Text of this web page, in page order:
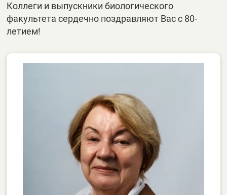
Коллеги и выпускники биологического
факультета сердечно поздравляют Вас с 80-
летием!